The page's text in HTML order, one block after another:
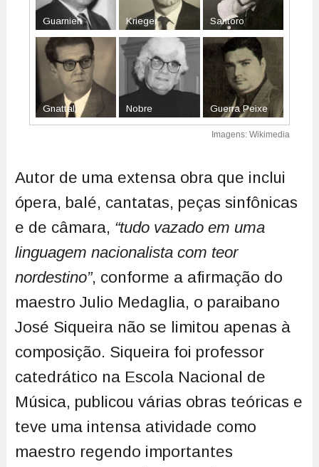
Guarnieri Krieger Santoro
Gnattali Nobre Guerra Peixe
Imagens: Wikimedia
Autor de uma extensa obra que inclui
ópera, balé, cantatas, peças sinfônicas
e de câmara, “tudo vazado em uma
linguagem nacionalista com teor
nordestino”, conforme a afirmação do
maestro Julio Medaglia, o paraibano
José Siqueira não se limitou apenas à
composição. Siqueira foi professor
catedrático na Escola Nacional de
Música, publicou várias obras teóricas e
teve uma intensa atividade como
maestro regendo importantes